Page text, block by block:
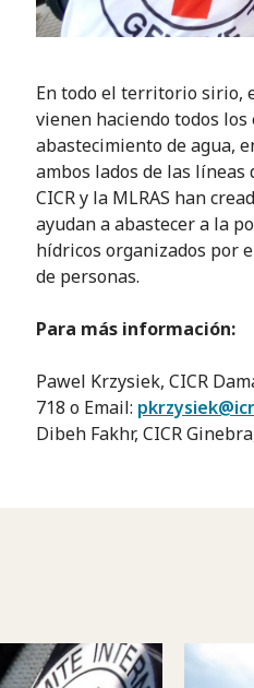
En todo el territorio sirio,
vienen haciendo todos
abastecimiento de agua,
ambos lados de las líneas
CICR y la MLRAS han
ayudan a abastecer a la
hídricos organizados por
de personas.
Para más información:
Pawel Krzysiek, CICR
718 o Email:
Dibeh Fakhr, CICR